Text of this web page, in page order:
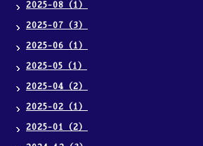
2025-08（1）
2025-07（3）
2025-06（1）
2025-05（1）
2025-04（2）
2025-02（1）
2025-01（2）